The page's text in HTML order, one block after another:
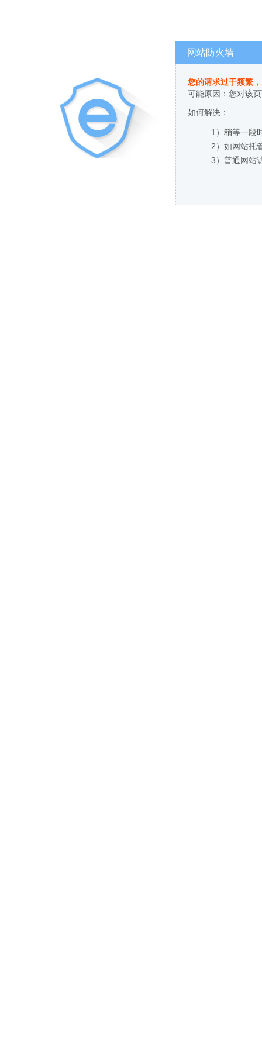
网站防火墙
您的请求过于频繁
可能原因：您对该
如何解决：
1）稍等一段
2）如网站托
3）普通网站